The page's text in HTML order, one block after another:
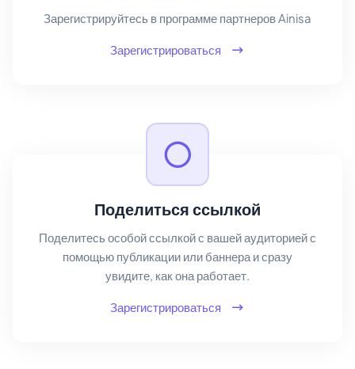
Зарегистрируйтесь в программе партнеров Ainisa
Зарегистрироваться
Поделиться ссылкой
Поделитесь особой ссылкой с вашей аудиторией с
помощью публикации или баннера и сразу
увидите, как она работает.
Зарегистрироваться